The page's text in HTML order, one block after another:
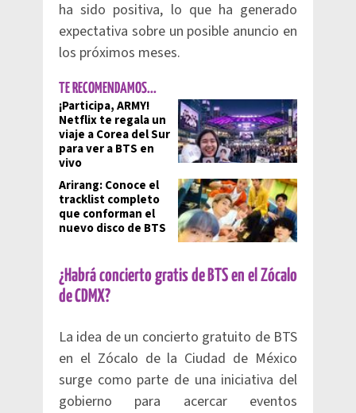
ha sido positiva, lo que ha generado
expectativa sobre un posible anuncio en
los próximos meses.
TE RECOMENDAMOS...
¡Participa, ARMY!
Netflix te regala un
viaje a Corea del Sur
para ver a BTS en
vivo
Arirang: Conoce el
tracklist completo
que conforman el
nuevo disco de BTS
¿Habrá concierto gratis de BTS en el Zócalo
de CDMX?
La idea de un concierto gratuito de BTS
en el Zócalo de la Ciudad de México
surge como parte de una iniciativa del
gobierno para acercar eventos